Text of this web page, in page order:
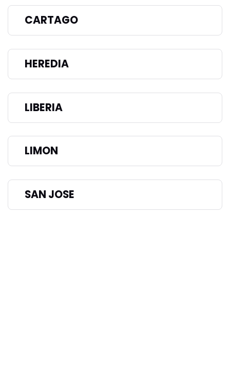
CARTAGO
HEREDIA
LIBERIA
LIMON
SAN JOSE